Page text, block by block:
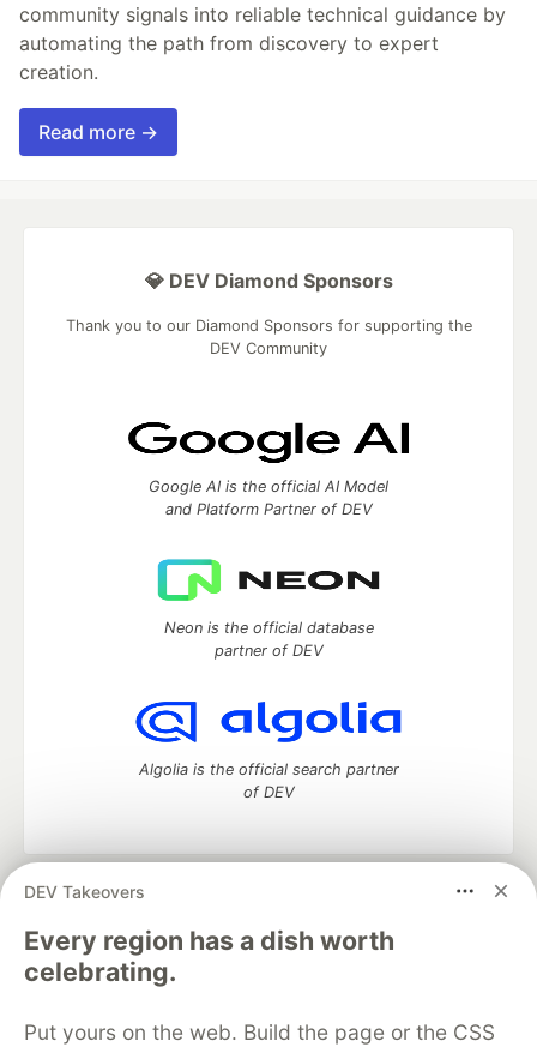
community signals into reliable technical guidance by
automating the path from discovery to expert
creation.
Read more →
DEV Takeovers
Every region has a dish worth
celebrating.
Put yours on the web. Build the page or the CSS
💎 DEV Diamond Sponsors
Thank you to our Diamond Sponsors for supporting the
DEV Community
Google AI is the official AI Model
and Platform Partner of DEV
Neon is the official database
partner of DEV
Algolia is the official search partner
of DEV
DEV Community
development and manage your software career
Home
DEV Challenges DEV++
Videos
DEV Education Tracks
Free Postgres Database
DEV Shop
MLH